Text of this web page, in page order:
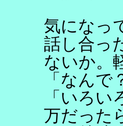
気になっ
話し合っ
ないか。
「なんで
「いろ
万だった